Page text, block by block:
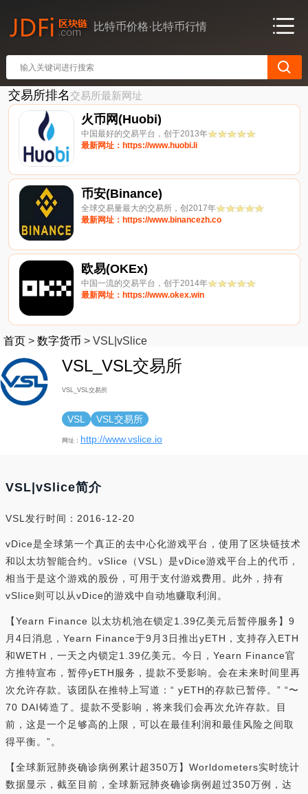
比特币价格·比特币行情
交易所排名交易所最新网址
火币网(Huobi)
中国最好的交易平台，创于2013年
最新网址：https://www.huobi.li
币安(Binance)
全球交易量最大的交易所，创2017年
最新网址：https://www.binancezh.co
欧易(OKEx)
中国一流的交易平台，创于2014年
最新网址：https://www.okex.win
首页 > 数字货币 > VSL|vSlice
VSL_VSL交易所
VSL_VSL交易所
VSL VSL交易所
网址： http://www.vslice.io
VSL|vSlice简介
VSL发行时间：2016-12-20
vDice是全球第一个真正的去中心化游戏平台，使用了区块链技术
和以太坊智能合约。vSlice（VSL）是vDice游戏平台上的代币，
相当于是这个游戏的股份，可用于支付游戏费用。此外，持有
vSlice则可以从vDice的游戏中自动地赚取利润。
【Yearn Finance 以太坊机池在锁定1.39亿美元后暂停服务】9
月4日消息，Yearn Finance于9月3日推出yETH，支持存入ETH
和WETH，一天之内锁定1.39亿美元。今日，Yearn Finance官
方推特宣布，暂停yETH服务，提款不受影响。会在未来时间里再
次允许存款。该团队在推特上写道：“ yETH的存款已暂停。” “〜
70 DAI铸造了。提款不受影响，将来我们会再次允许存款。目
前，这是一个足够高的上限，可以在最佳利润和最佳风险之间取
得平衡。”。
【全球新冠肺炎确诊病例累计超350万】Worldometers实时统计
数据显示，截至目前，全球新冠肺炎确诊病例超过350万例，达